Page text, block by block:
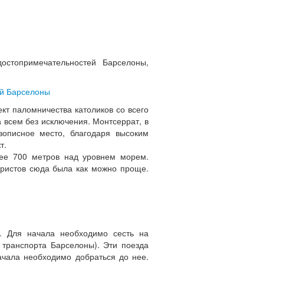
Барселоны,
Барселоны
паломничества католиков со всего
всем без исключения. Монтсеррат, в
место, благодаря высоким
700 метров над уровнем морем.
сюда была как можно проще.
Для начала необходимо сесть на
Барселоны). Эти поезда
необходимо добраться до нее.